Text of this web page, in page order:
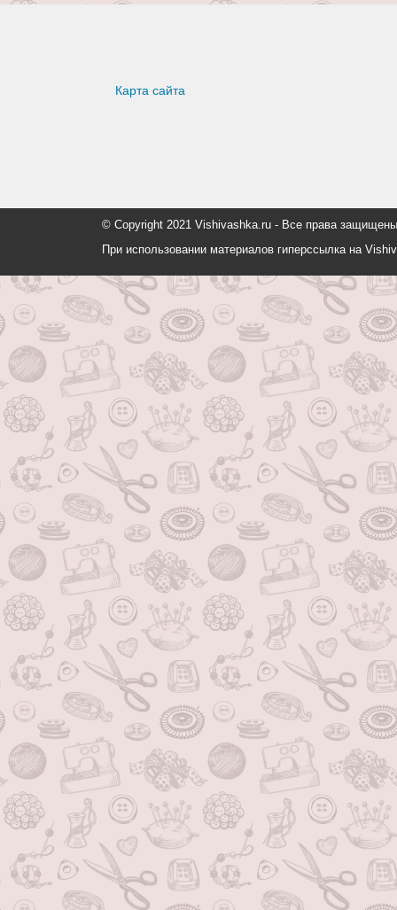
Карта сайта
© Copyright 2021 Vishivashka.ru - Все права
При использовании материалов гиперссылка на